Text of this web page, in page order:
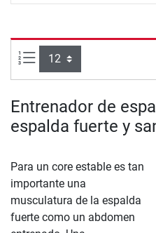
Artículos por página:
Entrenador de
espalda fuerte y
Para un core estable es tan
importante una
musculatura de la espalda
fuerte como un abdomen